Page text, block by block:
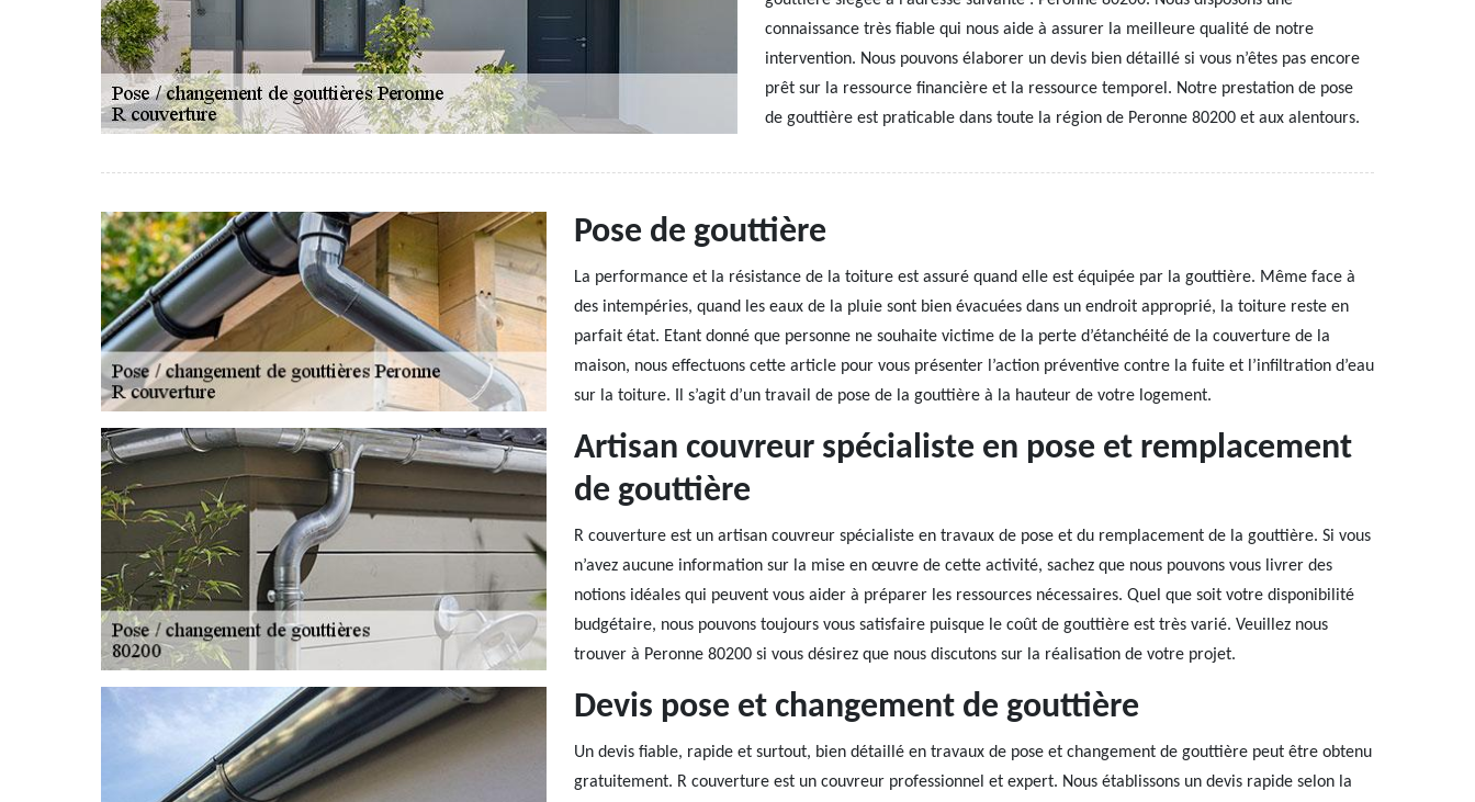
connaissance très fiable qui nous aide à assurer la meilleure qualité de notre
intervention. Nous pouvons élaborer un devis bien détaillé si vous n’êtes pas encore
prêt sur la ressource financière et la ressource temporel. Notre prestation de pose
de gouttière est praticable dans toute la région de Peronne 80200 et aux alentours.
Pose de gouttière
La performance et la résistance de la toiture est assuré quand elle est équipée par la gouttière. Même face à
des intempéries, quand les eaux de la pluie sont bien évacuées dans un endroit approprié, la toiture reste en
parfait état. Etant donné que personne ne souhaite victime de la perte d’étanchéité de la couverture de la
maison, nous effectuons cette article pour vous présenter l’action préventive contre la fuite et l’infiltration d’eau
sur la toiture. Il s’agit d’un travail de pose de la gouttière à la hauteur de votre logement.
Artisan couvreur spécialiste en pose et remplacement
de gouttière
R couverture est un artisan couvreur spécialiste en travaux de pose et du remplacement de la gouttière. Si vous
n’avez aucune information sur la mise en œuvre de cette activité, sachez que nous pouvons vous livrer des
notions idéales qui peuvent vous aider à préparer les ressources nécessaires. Quel que soit votre disponibilité
budgétaire, nous pouvons toujours vous satisfaire puisque le coût de gouttière est très varié. Veuillez nous
trouver à Peronne 80200 si vous désirez que nous discutons sur la réalisation de votre projet.
Devis pose et changement de gouttière
Un devis fiable, rapide et surtout, bien détaillé en travaux de pose et changement de gouttière peut être obtenu
gratuitement. R couverture est un couvreur professionnel et expert. Nous établissons un devis rapide selon la